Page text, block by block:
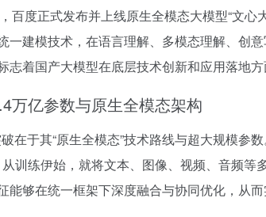
百度正式发布并上线原生全模态大模型“文
一建模技术，在语言理解、多模态理解、创
志着国产大模型在底层技术创新和应用落地方
万亿参数与原生全模态架构
在于其“原生全模态”技术路线与超大规模参
从训练伊始，就将文本、图像、视频、音频等
能够在统一框架下深度融合与协同优化，从